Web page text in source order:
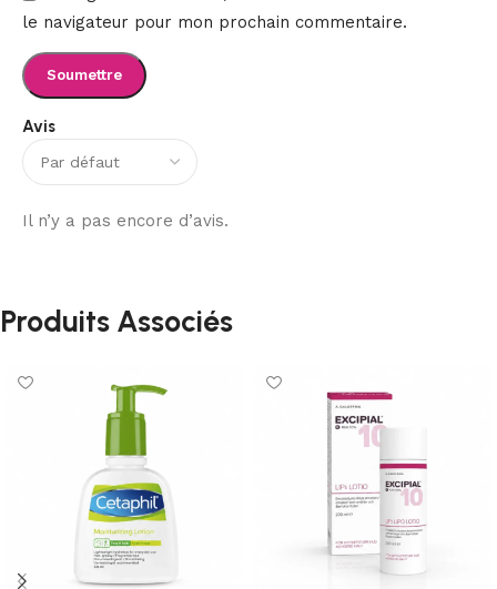
Avis
Il n’y a pas encore d’avis.
le navigateur pour mon prochain commentaire.
Produits Associés